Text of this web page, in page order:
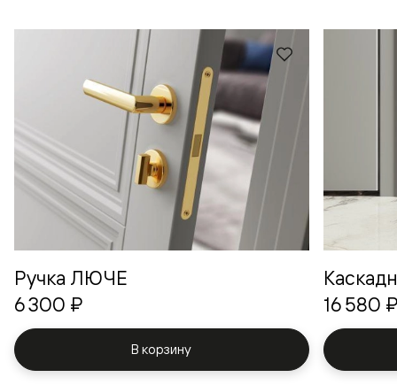
Ручка ЛЮЧЕ
6 300 ₽
В корзину
16 580